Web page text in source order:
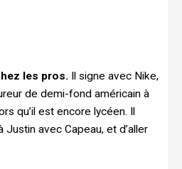
les pros. Il signe avec Nike,
de demi-fond américain à
qu’il est encore lycéen. Il
Justin avec Capeau, et d’aller